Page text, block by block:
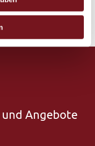
mit
Angebote